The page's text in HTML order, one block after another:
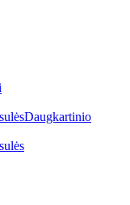
Daugkartinio